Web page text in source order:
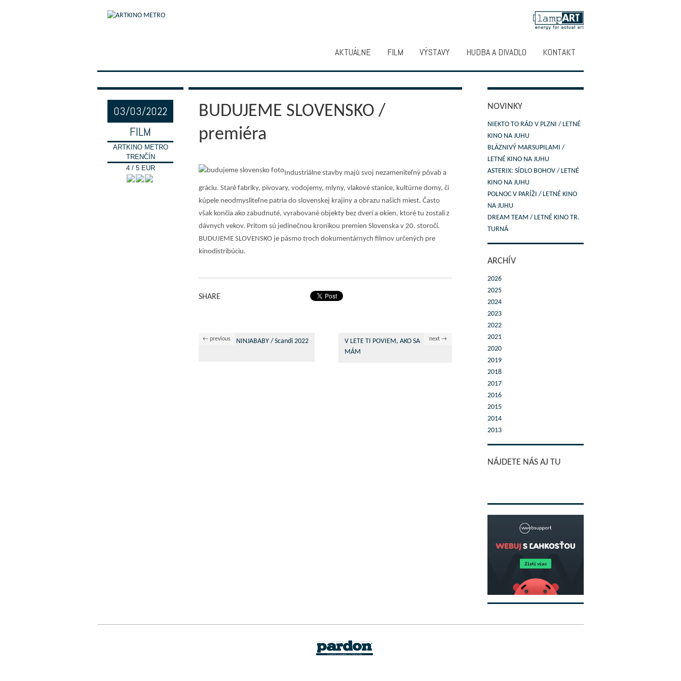
AKTUÁLNE FILM VÝSTAVY HUDBA A DIVADLO KONTAKT
03/03/2022
FILM
ARTKINO METRO
TRENČÍN
4 / 5 EUR
BUDUJEME SLOVENSKO /
premiéra
Industriálne stavby majú svoj nezameniteľný pôvab a
gráciu. Staré fabriky, pivovary, vodojemy, mlyny, vlakové stanice, kultúrne domy, či
kúpele neodmysliteľne patria do slovenskej krajiny a obrazu našich miest. Často
však končia ako zabudnuté, vyrabované objekty bez dverí a okien, ktoré tu zostali z
dávnych vekov. Pritom sú jedinečnou kronikou premien Slovenska v 20. storočí.
BUDUJEME SLOVENSKO je pásmo troch dokumentárnych filmov určených pre
kinodistribúciu.
SHARE
← previous NINJABABY / Scandi 2022 next →
V LETE TI POVIEM, AKO SA
MÁM
NOVINKY
NIEKTO TO RÁD V PLZNI / LETNÉ
KINO NA JUHU
BLÁZNIVÝ MARSUPILAMI /
LETNÉ KINO NA JUHU
ASTERIX: SÍDLO BOHOV / LETNÉ
KINO NA JUHU
POLNOC V PARÍŽI / LETNÉ KINO
NA JUHU
DREAM TEAM / LETNÉ KINO TR.
TURNÁ
ARCHÍV
2026
2025
2024
2023
2022
2021
2020
2019
2018
2017
2016
2015
2014
2013
NÁJDETE NÁS AJ TU